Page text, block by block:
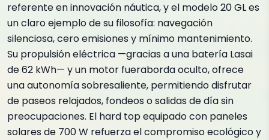
referente en innovación náutica, y el modelo 20 GL es
un claro ejemplo de su filosofía: navegación
silenciosa, cero emisiones y mínimo mantenimiento.
Su propulsión eléctrica —gracias a una batería Lasai
de 62 kWh— y un motor fueraborda oculto, ofrece
una autonomía sobresaliente, permitiendo disfrutar
de paseos relajados, fondeos o salidas de día sin
preocupaciones. El hard top equipado con paneles
solares de 700 W refuerza el compromiso ecológico y